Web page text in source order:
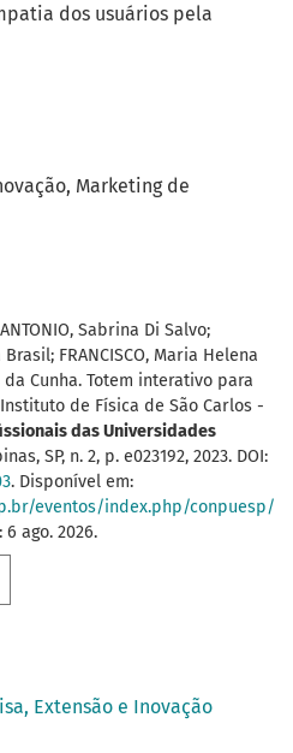
Marketing de
Extensão e Inovação
Sabrina Di Salvo;
FRANCISCO, Maria Helena
da Cunha. Totem interativo para
de Física de São Carlos -
das Universidades
SP, n. 2, p. e023192, 2023. DOI:
. Disponível em:
eventos/index.php/conpuesp/
6 ago. 2026.
dos usuários pela